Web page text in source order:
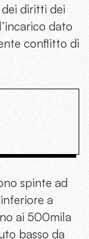
diritti dei
dato
conflitto di
spinte ad
a
ai 500mila
basso da